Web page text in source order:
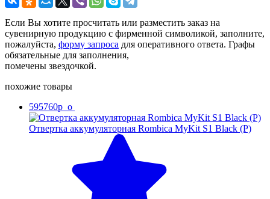
Если Вы хотите просчитать или разместить заказ на
сувенирную продукцию с фирменной символикой, заполните,
пожалуйста, форму запроса для оперативного ответа. Графы
обязательные для заполнения,
помечены звездочкой.
похожие товары
595760p_o
Отвертка аккумуляторная Rombica MyKit S1 Black (Р)